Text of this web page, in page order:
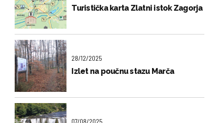
Turistička karta Zlatni istok Zagorja
28/12/2025
Izlet na poučnu stazu Marča
07/08/2025